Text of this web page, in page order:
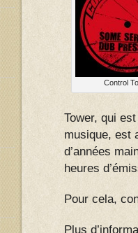
Control
Tower, qui
musique, est
d’années
heures
Pour cela,
Plus